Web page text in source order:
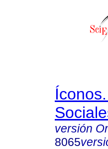
versión
8065